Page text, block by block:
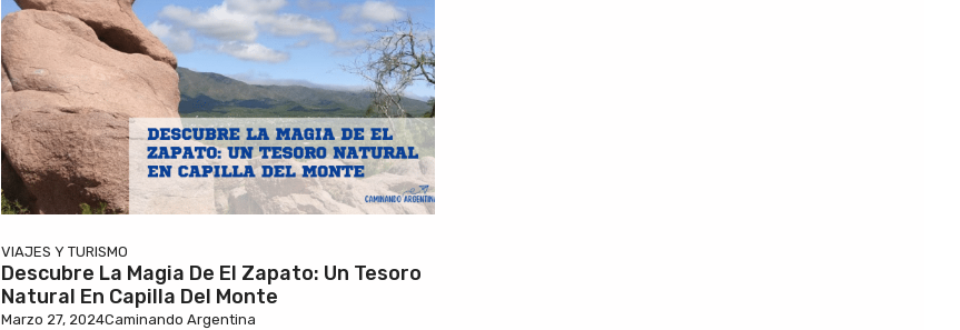
VIAJES Y TURISMO
Descubre La Magia De El Zapato: Un Tesoro
Natural En Capilla Del Monte
Marzo 27, 2024Caminando Argentina